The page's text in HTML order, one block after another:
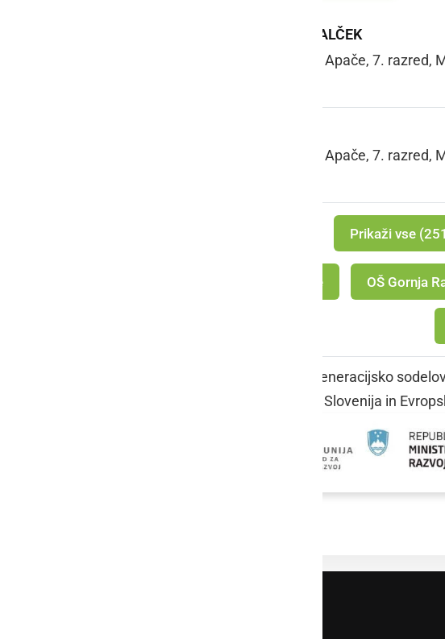
PALČEK POMAGALČEK
Nuša Magyar, OŠ Apače, 7. razred,
Nuša Magyar, OŠ Apače, 7. razred,
Prikaži vse
OŠ Apače OŠ Gornja
Projekt medgeneracijsko
Slovenija in